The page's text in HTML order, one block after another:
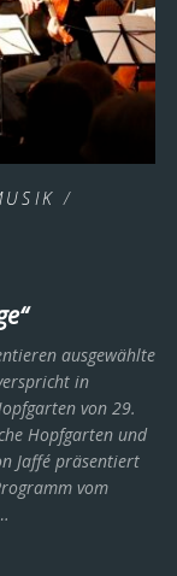
/
ausgewählte
in
von 29.
Hopfgarten und
Jaffé präsentiert
vom